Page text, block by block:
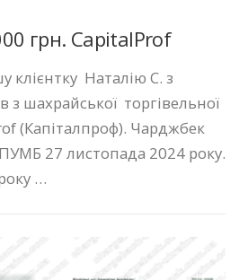
грн. CapitalProf
клієнтку Наталію С. з
шахрайської торгівельної
(Капіталпроф). Чарджбек
27 листопада 2024 року.
…